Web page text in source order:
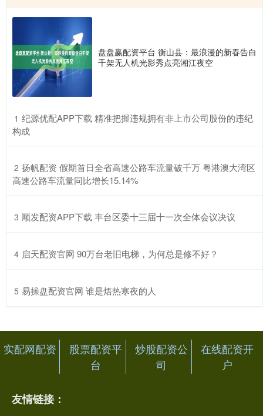
盘盘赢配资平台 衡山县：最浪漫的新春告白
千架无人机光影秀点亮湘江夜空
1 ​纪源优配APP下载 精准把握违规拥有非上市公司股份的违纪
构成
2 ​扬帆配资 假期首日全省高速公路车流量破千万 粤港澳大湾区
高速公路车流量同比增长15.14%
3 ​顺发配资APP下载 丰台区委十三届十一次全体会议决议
4 ​启天配资官网 90万台老旧电梯，为何总是修不好？
5 ​易操盘配资官网 谁是焐热寒夜的人
实配网配资
股票配资平
台
炒股配资公
司
在线配资开
户
友情链接：